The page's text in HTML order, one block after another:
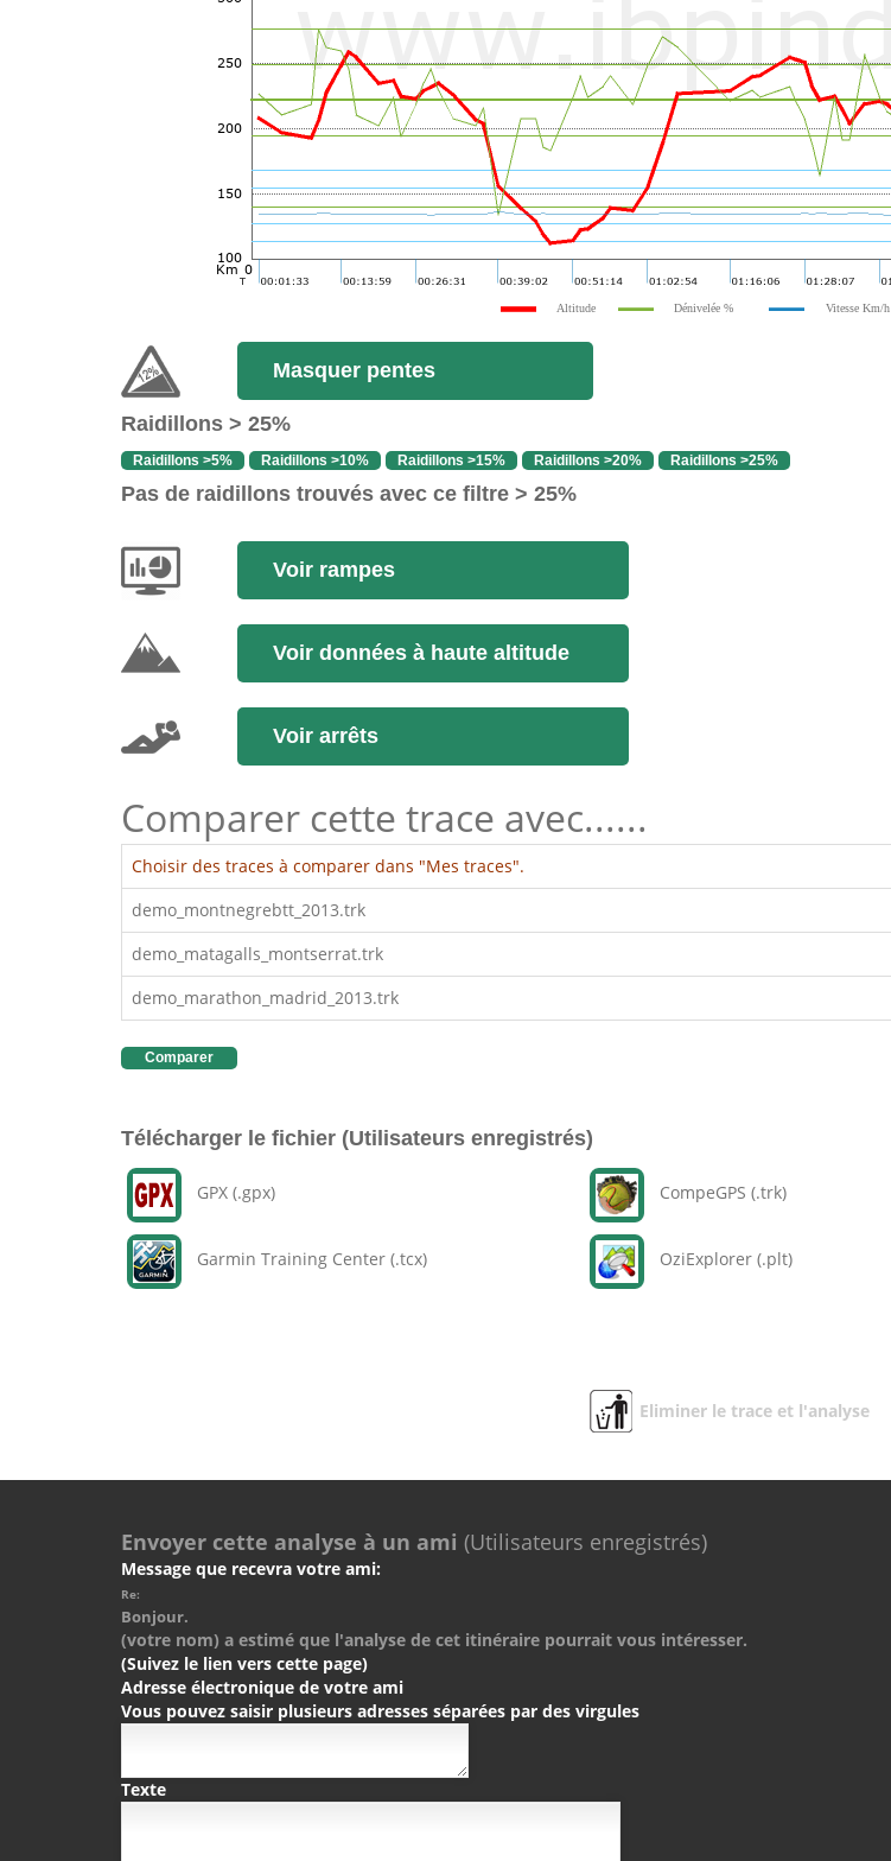
Altitude Dénivelée % Vitesse Km/h
Masquer pentes
Raidillons > 25%
Raidillons >5% Raidillons >10% Raidillons >15% Raidillons >20% Raidillons >25%
Pas de raidillons trouvés avec ce filtre > 25%
Voir rampes
Voir données à haute altitude
Voir arrêts
Comparer cette trace avec......
Choisir des traces à comparer dans "Mes traces".
demo_montnegrebtt_2013.trk
demo_matagalls_montserrat.trk
demo_marathon_madrid_2013.trk
Comparer
Télécharger le fichier (Utilisateurs enregistrés)
GPX (.gpx)
Garmin Training Center (.tcx)
CompeGPS (.trk)
OziExplorer (.plt)
Eliminer le trace et l'analyse
Envoyer cette analyse à un ami (Utilisateurs enregistrés)
Message que recevra votre ami:
Re:
Bonjour.
(votre nom) a estimé que l'analyse de cet itinéraire pourrait vous intéresser.
(Suivez le lien vers cette page)
Adresse électronique de votre ami
Vous pouvez saisir plusieurs adresses séparées par des virgules
Texte